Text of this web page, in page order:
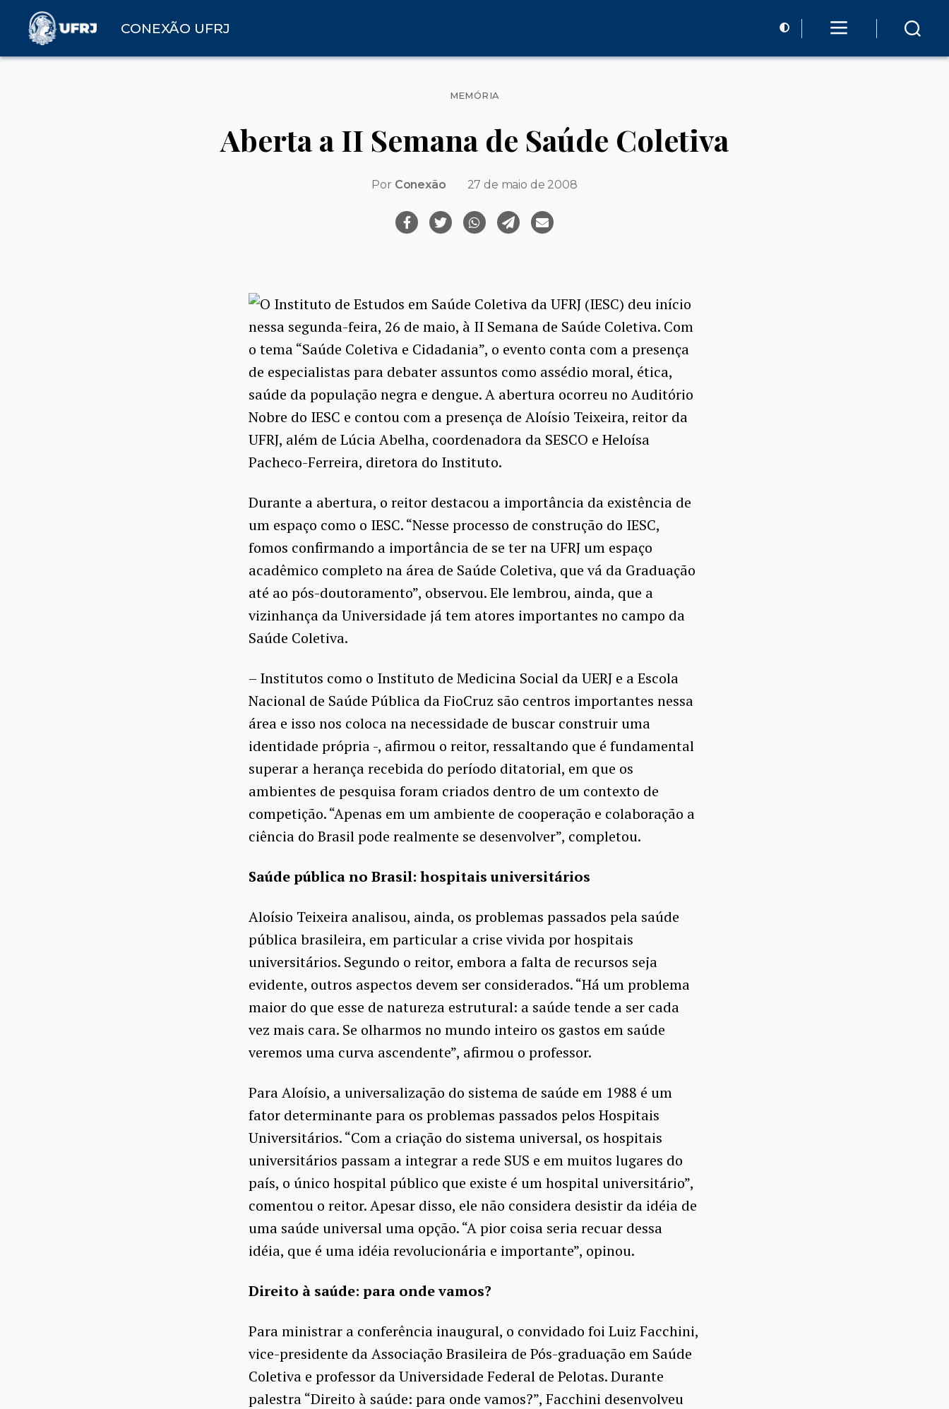
CONEXÃO UFRJ
Categorias
MEMÓRIA
Aberta a II Semana de Saúde Coletiva
Por Conexão 27 de maio de 2008
O Instituto de Estudos em Saúde Coletiva da UFRJ (IESC) deu início
nessa segunda-feira, 26 de maio, à II Semana de Saúde Coletiva. Com
o tema “Saúde Coletiva e Cidadania”, o evento conta com a presença
de especialistas para debater assuntos como assédio moral, ética,
saúde da população negra e dengue. A abertura ocorreu no Auditório
Nobre do IESC e contou com a presença de Aloísio Teixeira, reitor da
UFRJ, além de Lúcia Abelha, coordenadora da SESCO e Heloísa
Pacheco-Ferreira, diretora do Instituto.
Durante a abertura, o reitor destacou a importância da existência de
um espaço como o IESC. “Nesse processo de construção do IESC,
fomos confirmando a importância de se ter na UFRJ um espaço
acadêmico completo na área de Saúde Coletiva, que vá da Graduação
até ao pós-doutoramento”, observou. Ele lembrou, ainda, que a
vizinhança da Universidade já tem atores importantes no campo da
Saúde Coletiva.
– Institutos como o Instituto de Medicina Social da UERJ e a Escola
Nacional de Saúde Pública da FioCruz são centros importantes nessa
área e isso nos coloca na necessidade de buscar construir uma
identidade própria -, afirmou o reitor, ressaltando que é fundamental
superar a herança recebida do período ditatorial, em que os
ambientes de pesquisa foram criados dentro de um contexto de
competição. “Apenas em um ambiente de cooperação e colaboração a
ciência do Brasil pode realmente se desenvolver”, completou.
Saúde pública no Brasil: hospitais universitários
Aloísio Teixeira analisou, ainda, os problemas passados pela saúde
pública brasileira, em particular a crise vivida por hospitais
universitários. Segundo o reitor, embora a falta de recursos seja
evidente, outros aspectos devem ser considerados. “Há um problema
maior do que esse de natureza estrutural: a saúde tende a ser cada
vez mais cara. Se olharmos no mundo inteiro os gastos em saúde
veremos uma curva ascendente”, afirmou o professor.
Para Aloísio, a universalização do sistema de saúde em 1988 é um
fator determinante para os problemas passados pelos Hospitais
Universitários. “Com a criação do sistema universal, os hospitais
universitários passam a integrar a rede SUS e em muitos lugares do
país, o único hospital público que existe é um hospital universitário”,
comentou o reitor. Apesar disso, ele não considera desistir da idéia de
uma saúde universal uma opção. “A pior coisa seria recuar dessa
idéia, que é uma idéia revolucionária e importante”, opinou.
Direito à saúde: para onde vamos?
Para ministrar a conferência inaugural, o convidado foi Luiz Facchini,
vice-presidente da Associação Brasileira de Pós-graduação em Saúde
Coletiva e professor da Universidade Federal de Pelotas. Durante
palestra “Direito à saúde: para onde vamos?”, Facchini desenvolveu